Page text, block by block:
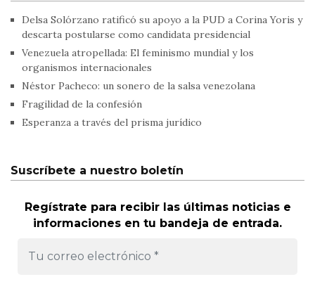
Delsa Solórzano ratificó su apoyo a la PUD a Corina Yoris y
descarta postularse como candidata presidencial
Venezuela atropellada: El feminismo mundial y los
organismos internacionales
Néstor Pacheco: un sonero de la salsa venezolana
Fragilidad de la confesión
Esperanza a través del prisma jurídico
Suscríbete a nuestro boletín
Regístrate para recibir las últimas noticias e
informaciones en tu bandeja de entrada.